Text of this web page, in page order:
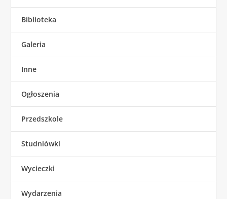
Biblioteka
Galeria
Inne
Ogłoszenia
Przedszkole
Studniówki
Wycieczki
Wydarzenia